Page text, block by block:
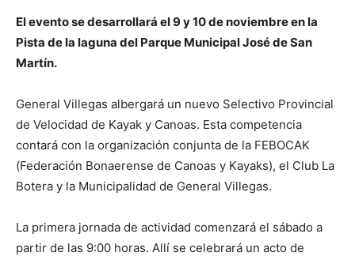
El evento se desarrollará el 9 y 10 de noviembre en la
Pista de la laguna del Parque Municipal José de San
Martín.
General Villegas albergará un nuevo Selectivo Provincial
de Velocidad de Kayak y Canoas. Esta competencia
contará con la organización conjunta de la FEBOCAK
(Federación Bonaerense de Canoas y Kayaks), el Club La
Botera y la Municipalidad de General Villegas.
La primera jornada de actividad comenzará el sábado a
partir de las 9:00 horas. Allí se celebrará un acto de